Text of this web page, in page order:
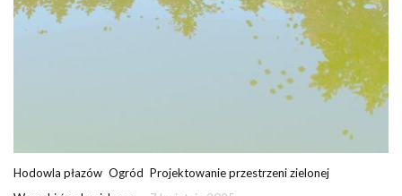
Hodowla płazów Ogród Projektowanie przestrzeni zielonej